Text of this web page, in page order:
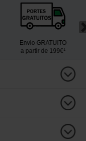
Envio GRATUITO
a partir de 199€¹